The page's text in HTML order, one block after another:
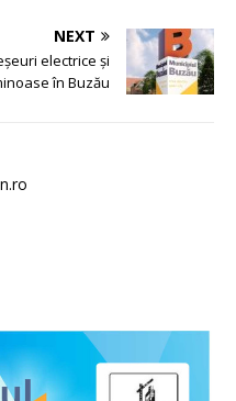
NEXT
electrice și
în Buzău